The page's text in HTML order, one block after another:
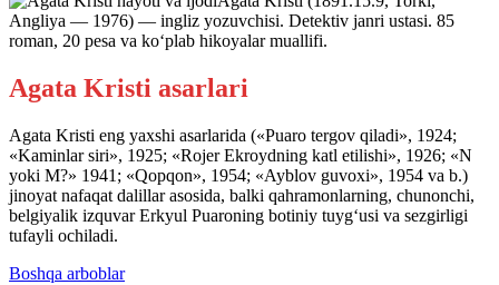
Angliya — 1976) — ingliz yozuvchisi. Detektiv janri ustasi. 85
roman, 20 pesa va ko‘plab hikoyalar muallifi.
Agata Kristi asarlari
Agata Kristi eng yaxshi asarlarida («Puaro tergov qiladi», 1924;
«Kaminlar siri», 1925; «Rojer Ekroydning katl etilishi», 1926; «N
yoki M?» 1941; «Qopqon», 1954; «Ayblov guvoxi», 1954 va b.)
jinoyat nafaqat dalillar asosida, balki qahramonlarning, chunonchi,
belgiyalik izquvar Erkyul Puaroning botiniy tuyg‘usi va sezgirligi
tufayli ochiladi.
Boshqa arboblar